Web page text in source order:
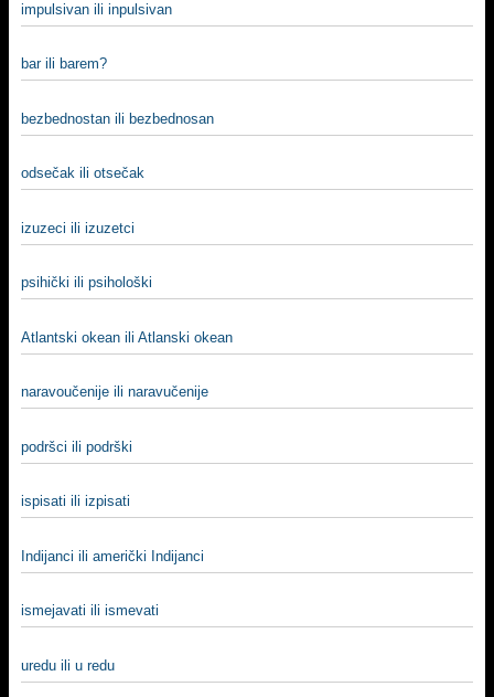
impulsivan ili inpulsivan
bar ili barem?
bezbednostan ili bezbednosan
odsečak ili otsečak
izuzeci ili izuzetci
psihički ili psihološki
Atlantski okean ili Atlanski okean
naravoučenije ili naravučenije
podršci ili podrški
ispisati ili izpisati
Indijanci ili američki Indijanci
ismejavati ili ismevati
uredu ili u redu